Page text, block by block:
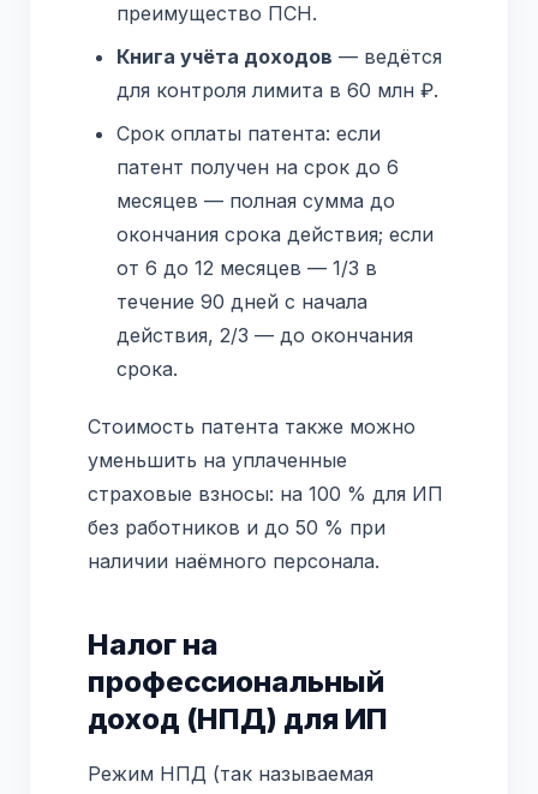
преимущество ПСН.
Книга учёта доходов — ведётся
для контроля лимита в 60 млн ₽.
Срок оплаты патента: если
патент получен на срок до 6
месяцев — полная сумма до
окончания срока действия; если
от 6 до 12 месяцев — 1/3 в
течение 90 дней с начала
действия, 2/3 — до окончания
срока.
Стоимость патента также можно
уменьшить на уплаченные
страховые взносы: на 100 % для ИП
без работников и до 50 % при
наличии наёмного персонала.
Налог на
профессиональный
доход (НПД) для ИП
Режим НПД (так называемая